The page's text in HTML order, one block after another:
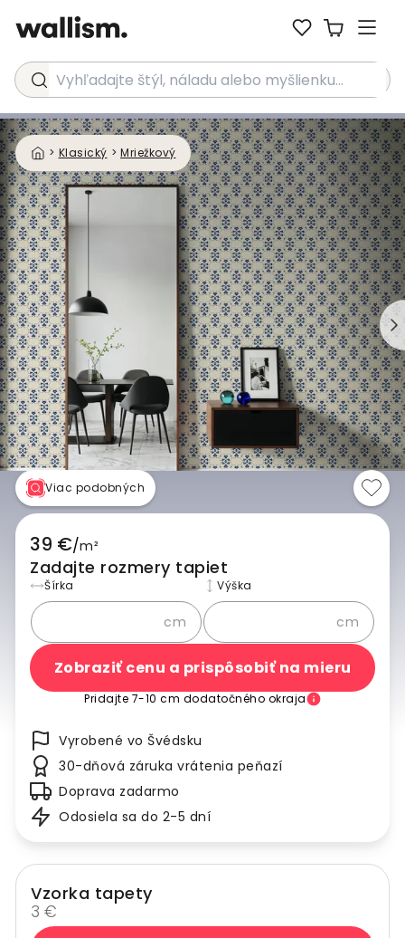
Vyhľadajte štýl, náladu alebo myšlienku...
> Klasický > Mriežkový
Viac podobných
39 €/m²
Zadajte rozmery tapiet
Šírka
cm
Výška
cm
Zobraziť cenu a prispôsobiť na mieru
Pridajte 7-10 cm dodatočného okraja
Vyrobené vo Švédsku
30-dňová záruka vrátenia peňazí
Doprava zadarmo
Odosiela sa do 2-5 dní
Vzorka tapety
3 €